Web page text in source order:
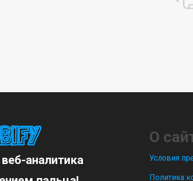
аналитика
О
Условия
Политика